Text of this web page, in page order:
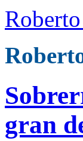
gran